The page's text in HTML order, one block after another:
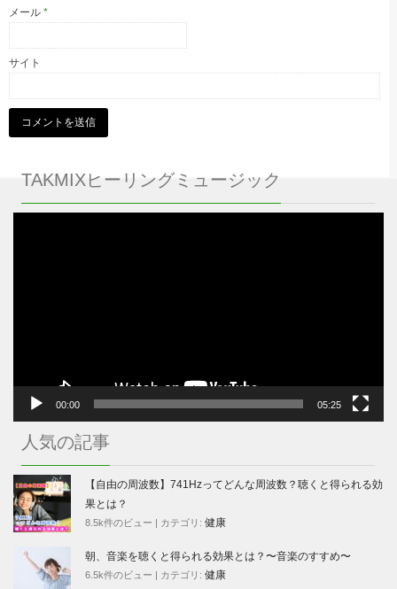
メール *
サイト
TAKMIXヒーリングミュージック
00:00 05:25
人気の記事
【自由の周波数】741Hzってどんな周波数？聴くと得られる効
果とは？
8.5k件のビュー | カテゴリ: 健康
朝、音楽を聴くと得られる効果とは？〜音楽のすすめ〜
6.5k件のビュー | カテゴリ: 健康